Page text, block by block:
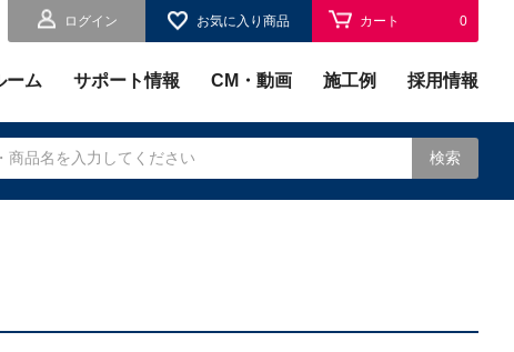
ログイン お気に入り商品 カート 0
ーム サポート情報 CM・動画 施工例 採用情報
検索